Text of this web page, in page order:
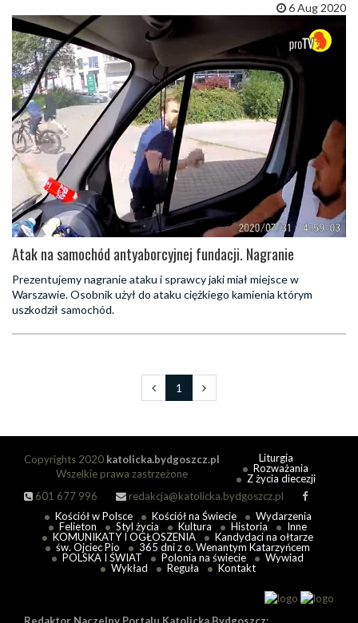
6 Aug 2020
Atak na samochód antyaborcyjnej fundacji. Nagranie
Prezentujemy nagranie ataku i sprawcy jaki miał miejsce w
Warszawie. Osobnik użył do ataku ciężkiego kamienia którym
uszkodził samochód.
1
Copyrights 2020 katolicka.bydgoszcz.pl
Wszelkie prawa zastrzeżone
601 677 996
redakcja@katolicka.bydgoszcz.pl
Liturgia
Rozważania
Z życia diecezji
Kościół w Polsce Kościół na Świecie
Wydarzenia
Felieton
Styl życia Kultura Historia
Inne
KOMUNIKATY I OGŁOSZENIA
Kandydaci na ołtarze
św. Ojciec Pio
365 dni z o. Wenantym Katarzyńcem
POLSKA I ŚWIAT
Polonia na świecie
Wywiad
Wykład
Reguła Kontakt